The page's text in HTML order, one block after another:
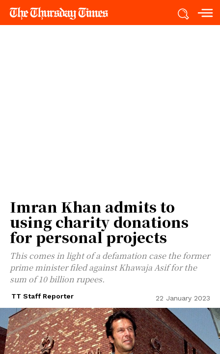
Imran Khan admits to
using charity donations
for personal projects
This comes in light of a defamation case the former
prime minister filed against Khawaja Asif for the
sum of 10 billion rupees.
22 January 2023
TT Staff Reporter